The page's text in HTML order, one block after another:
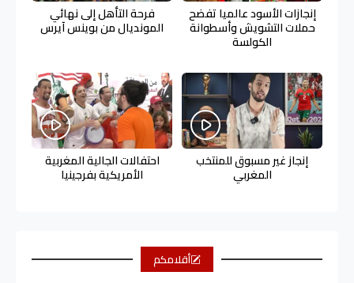
إنجازات الأسود عالميا تفضح
حملات التشويش وأسطوانة
الكولسة
فرحة التأهل إلى نهائي
المونديال من بوينس آيرس
إنجاز غير مسبوق للمنتخب
المغربي
احتفالات الجالية المغربية
الأمريكية بفرجينيا
أقلامكم